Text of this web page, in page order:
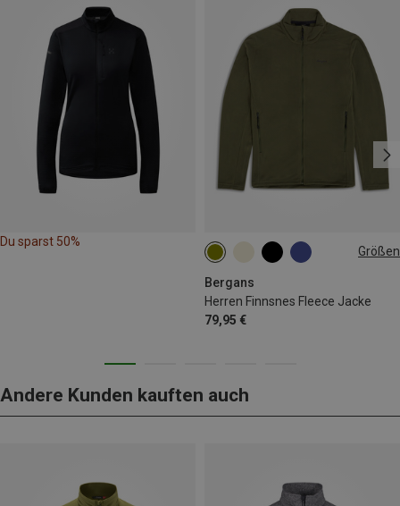
Du sparst 50%
Größen
Bergans
Herren Finnsnes Fleece Jacke
79,95 €
S L XL XXL
Andere Kunden kauften auch